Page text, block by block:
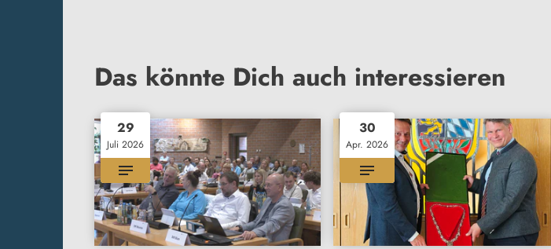
Das könnte Dich auch interessieren
29
Juli 2026
30
Apr. 2026